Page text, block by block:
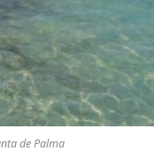
de Palma